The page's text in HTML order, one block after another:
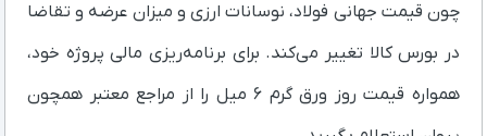
چون قیمت جهانی فولاد، نوسانات ارزی و میزان عرضه و تقاضا
در بورس کالا تغییر می‌کند. برای برنامه‌ریزی مالی پروژه خود،
همواره قیمت روز ورق گرم ۶ میل را از مراجع معتبر همچون